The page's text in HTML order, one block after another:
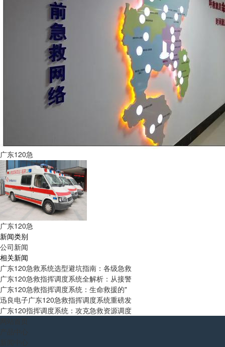
广东120急
广东120急
新闻类别
公司新闻
相关新闻
广东120急救系统选型避坑指南：各级急救
广东120急救指挥调度系统全解析：从接警
广东120急救指挥调度系统：生命救援的"
迅良电子广东120急救指挥调度系统重磅发
广东120指挥调度系统：攻克急救资源调度